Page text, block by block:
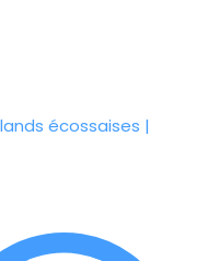
écossaises |